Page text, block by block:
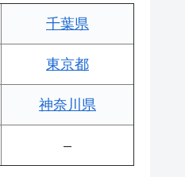
千葉県
東京都
神奈川県
–